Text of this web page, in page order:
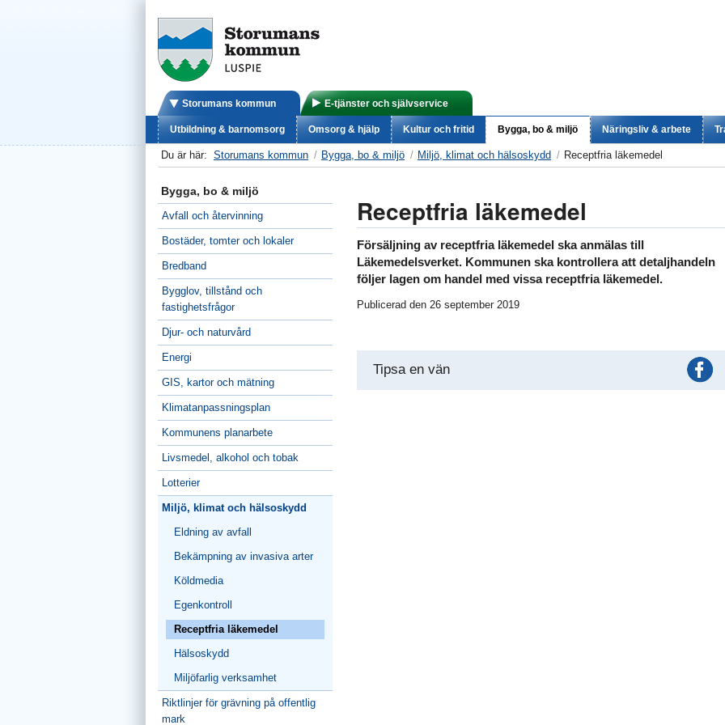
Storumans kommun E-tjänster och självservice
Utbildning & barnomsorg Omsorg & hjälp Kultur och fritid Bygga, bo & miljö Näringsliv & arbete
Du är här: Storumans kommun Bygga, bo & miljö Miljö, klimat och hälsoskydd Receptfria läkemedel
Bygga, bo & miljö
Avfall och återvinning
Bostäder, tomter och lokaler
Bredband
Bygglov, tillstånd och
fastighetsfrågor
Djur- och naturvård
Energi
GIS, kartor och mätning
Klimatanpassningsplan
Kommunens planarbete
Livsmedel, alkohol och tobak
Lotterier
Miljö, klimat och hälsoskydd
Eldning av avfall
Bekämpning av invasiva arter
Köldmedia
Egenkontroll
Receptfria läkemedel
Hälsoskydd
Miljöfarlig verksamhet
Riktlinjer för grävning på offentlig
mark
Receptfria läkemedel
Försäljning av receptfria läkemedel ska anmälas till
Läkemedelsverket. Kommunen ska kontrollera att detaljhandeln
följer lagen om handel med vissa receptfria läkemedel.
Publicerad den 26 september 2019
Tipsa en vän